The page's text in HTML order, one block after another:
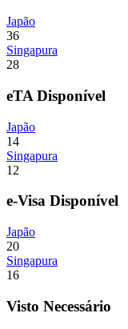
Japão
36
Singapura
28
eTA Disponível
Japão
14
Singapura
12
e-Visa Disponível
Japão
20
Singapura
16
Visto Necessário